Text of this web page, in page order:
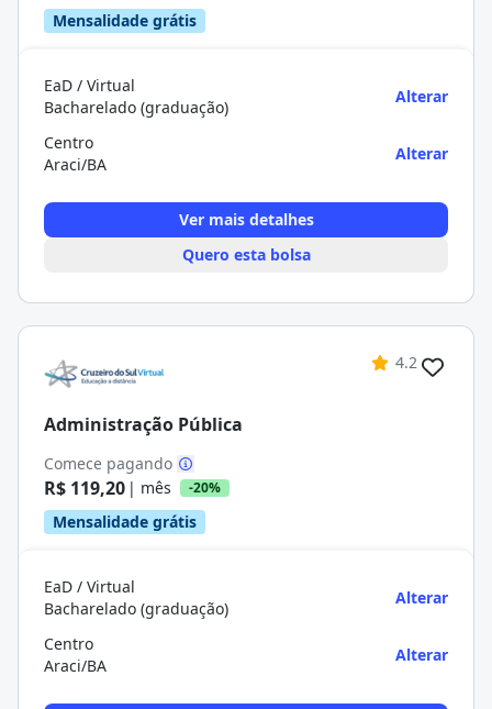
Mensalidade grátis
EaD / Virtual
Bacharelado (graduação)
Alterar
Centro
Araci/BA
Alterar
Ver mais detalhes
Quero esta bolsa
4.2
Administração Pública
Comece pagando
R$ 119,20 | mês -20%
Mensalidade grátis
EaD / Virtual
Bacharelado (graduação)
Alterar
Centro
Araci/BA
Alterar